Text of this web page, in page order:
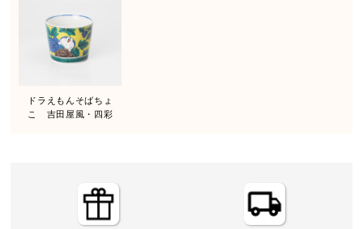
ドラえもんそばちょ
こ 吉田屋風・四彩